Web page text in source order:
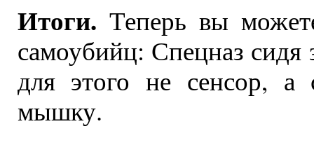
Итоги. Теперь вы
самоубийц: Спецназ сидя
для этого не сенсор, а
мышку.